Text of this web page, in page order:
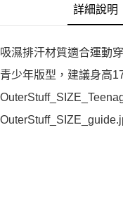
詳細說明
吸濕排汗材質適合運動
青少年版型，建議身高